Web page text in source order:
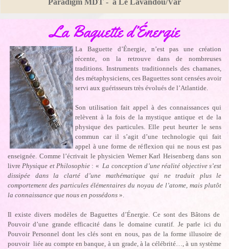
Paradigm MDT - à Le Lavandou/Var
La Baguette d’Énergie
La Baguette d’Énergie, n’est pas une création
récente, on la retrouve dans de nombreuses
traditions. Instruments traditionnels des chamanes,
des métaphysiciens, ces Baguettes sont censées avoir
servi aux guérisseurs très évolués de l’Atlantide.
Son utilisation fait appel à des connaissances qui
relèvent à la fois de la mystique antique et de la
physique des particules. Elle peut heurter le sens
commun car il s’agit d’une technologie qui fait
appel à une forme de réflexion qui ne nous est pas
enseignée. Comme l’écrivait le physicien Werner Karl Heisenberg dans son
livrePhysique et Philosophie : «La conception d’une réalité objective s’est
dissipée dans la clarté d’une mathématique qui ne traduit plus le
comportement des particules élémentaires du noyau de l’atome, mais plutôt
la connaissance que nous en possédons ».
Il existe divers modèles de Baguettes d’Énergie. Ce sont des Bâtons de
Pouvoir d’une grande efficacité dans le domaine curatif. Je parle ici du
Pouvoir Personnel dont les clés sont en nous, pas de la forme illusoire de
pouvoir liée au compte en banque, à un grade, à la célébrité…, à un système